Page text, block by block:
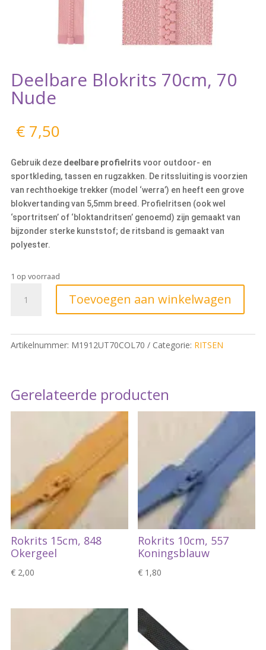
Deelbare Blokrits 70cm, 70
Nude
€7,50
Gebruik deze deelbare profielrits voor outdoor- en
sportkleding, tassen en rugzakken. De ritssluiting is voorzien
van rechthoekige trekker (model ‘werra’) en heeft een grove
blokvertanding van 5,5mm breed. Profielritsen (ook wel
‘sportritsen’ of ‘bloktandritsen’ genoemd) zijn gemaakt van
bijzonder sterke kunststof; de ritsband is gemaakt van
polyester.
1 op voorraad
Toevoegen aan winkelwagen
Artikelnummer: M1912UT70COL70 Categorie: RITSEN
Gerelateerde producten
Rokrits 15cm, 848
Okergeel
€2,00
Rokrits 10cm, 557
Koningsblauw
€ 1,80